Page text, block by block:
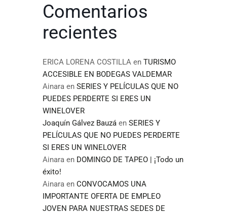
Comentarios
recientes
ERICA LORENA COSTILLA en TURISMO
ACCESIBLE EN BODEGAS VALDEMAR
Ainara en SERIES Y PELÍCULAS QUE NO
PUEDES PERDERTE SI ERES UN
WINELOVER
Joaquín Gálvez Bauzá en SERIES Y
PELÍCULAS QUE NO PUEDES PERDERTE
SI ERES UN WINELOVER
Ainara en DOMINGO DE TAPEO | ¡Todo un
éxito!
Ainara en CONVOCAMOS UNA
IMPORTANTE OFERTA DE EMPLEO
JOVEN PARA NUESTRAS SEDES DE